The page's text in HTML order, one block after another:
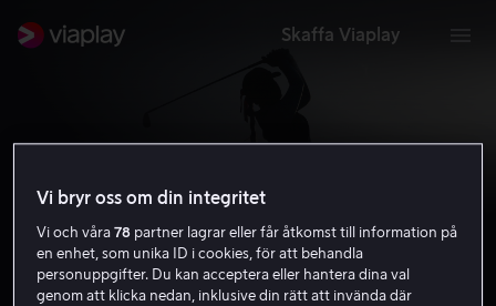
Skaffa Viaplay
Ladies European Tour
Vi bryr oss om din integritet
Vi och våra78 partner lagrar eller får åtkomst till information på
en enhet, som unika ID i cookies, för att behandla
personuppgifter. Du kan acceptera eller hantera dina val
genom att klicka nedan, inklusive din rätt att invända där